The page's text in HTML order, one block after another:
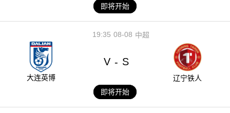
即将开始
08-08
19:35 中超
大连英博
V - S
辽宁铁人
即将开始